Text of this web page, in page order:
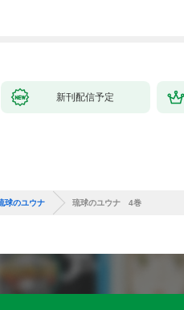
新刊配信予定
球のユウナ 琉球のユウナ 4巻